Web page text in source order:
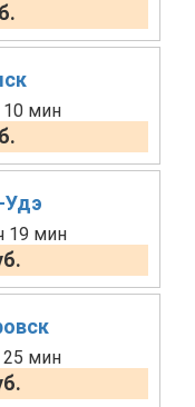
10 мин
Удэ
19 мин
25 мин